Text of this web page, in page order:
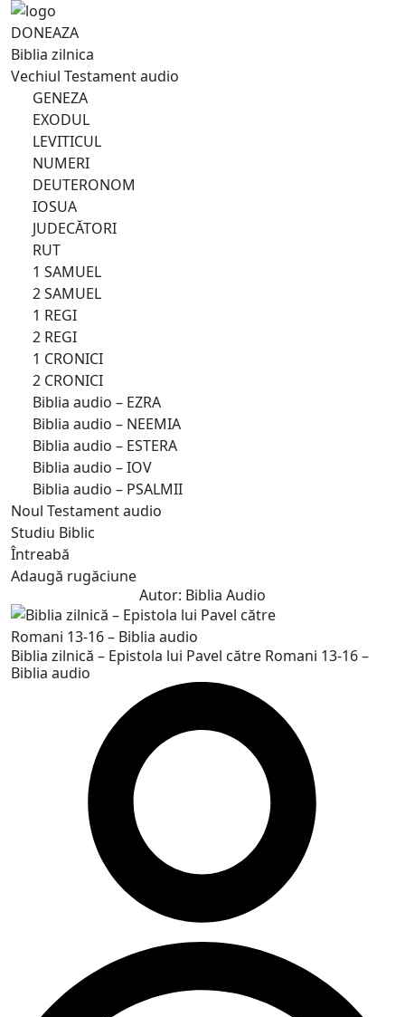
DONEAZA
Biblia zilnica
Vechiul Testament audio
GENEZA
EXODUL
LEVITICUL
NUMERI
DEUTERONOM
IOSUA
JUDECĂTORI
RUT
1 SAMUEL
2 SAMUEL
1 REGI
2 REGI
1 CRONICI
2 CRONICI
Biblia audio – EZRA
Biblia audio – NEEMIA
Biblia audio – ESTERA
Biblia audio – IOV
Biblia audio – PSALMII
Noul Testament audio
Studiu Biblic
Întreabă
Adaugă rugăciune
Autor: Biblia Audio
Biblia zilnică – Epistola lui Pavel către Romani 13-16 –
Biblia audio